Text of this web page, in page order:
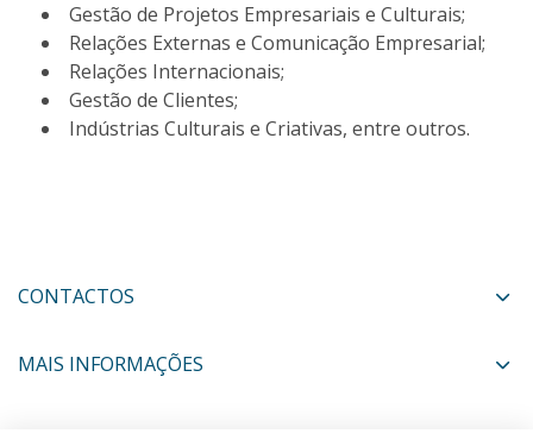
Gestão de Projetos Empresariais e Culturais;
Relações Externas e Comunicação Empresarial;
Relações Internacionais;
Gestão de Clientes;
Indústrias Culturais e Criativas, entre outros.
CONTACTOS
MAIS INFORMAÇÕES